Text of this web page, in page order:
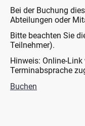
Bei der Buchung
Abteilungen oder
Bitte beachten Sie
Teilnehmer).
Hinweis: Online-
Terminabsprache
Buchen